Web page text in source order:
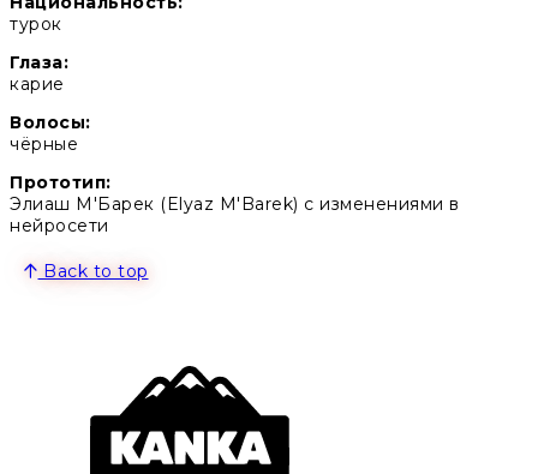
турок
Глаза:
карие
Волосы:
чёрные
Прототип:
Элиаш М'Барек (Elyaz M'Barek) с изменениями в
нейросети
Back to top